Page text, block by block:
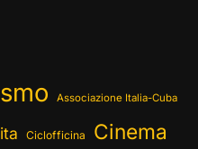
Associazione Italia-Cuba
Ciclofficina Cinema